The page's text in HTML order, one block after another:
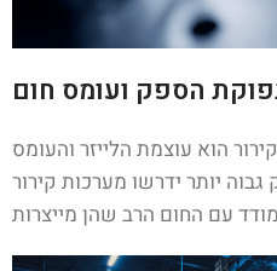
הספק ועומס חום
הוא עוצמת הלייזר והעומס
יותר ידרשו מערכות קירור